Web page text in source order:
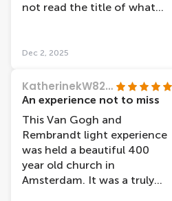
not read the title of what
Dec 2, 2025
KatherinekW8204SG
An experience not to miss
This Van Gogh and
Rembrandt light experience
was held a beautiful 400
year old church in
Amsterdam. It was a truly